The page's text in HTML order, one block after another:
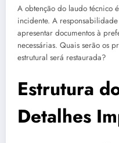
A obtenção do laudo técnico
incidente. A
apresentar documentos à
necessárias. Quais serão os
estrutural será restaurada?
Estrutura
Detalhes